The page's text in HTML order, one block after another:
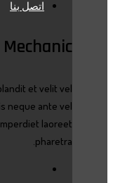
اتصل بنا
Mechanic
et velit vel
neque ante vel
laoreet
pharetra.